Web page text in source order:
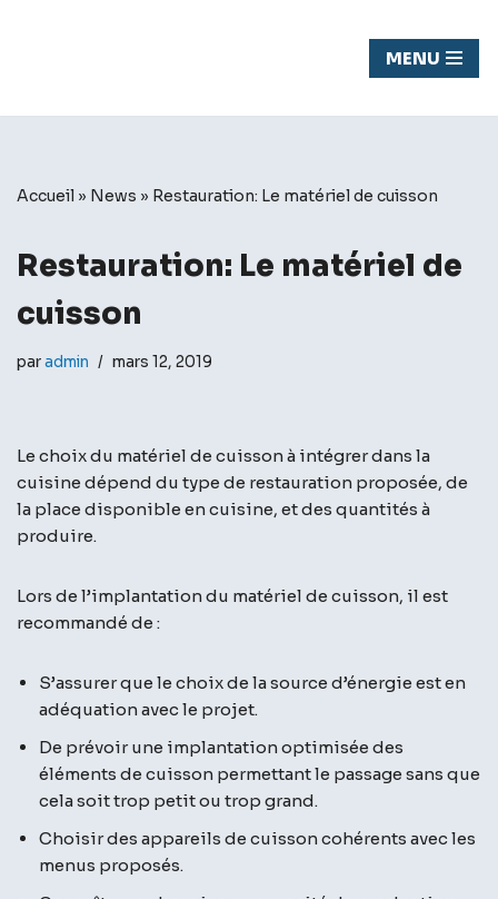
contenu
MENU
Accueil » News » Restauration: Le matériel de cuisson
Restauration: Le matériel de
cuisson
paradmin mars 12, 2019
Le choix du matériel de cuisson à intégrer dans la
cuisine dépend du type de restauration proposée, de
la place disponible en cuisine, et des quantités à
produire.
Lors de l’implantation du matériel de cuisson, il est
recommandé de :
S’assurer que le choix de la source d’énergie est en
adéquation avec le projet.
De prévoir une implantation optimisée des
éléments de cuisson permettant le passage sans que
cela soit trop petit ou trop grand.
Choisir des appareils de cuisson cohérents avec les
menus proposés.